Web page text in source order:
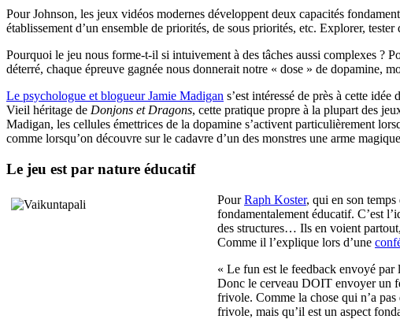
Pour Johnson, les jeux vidéos modernes développent deux capacités
établissement d’un ensemble de priorités, de sous priorités, etc. Explorer,
Pourquoi le jeu nous forme-t-il si intuivement à des tâches aussi complexes ?
déterré, chaque épreuve gagnée nous donnerait notre « dose » de dopamine,
Le psychologue et blogueur Jamie Madigan s’est intéressé de près à cette
Vieil héritage de Donjons et Dragons, cette pratique propre à la plupart des
Madigan, les cellules émettrices de la dopamine s’activent particulièrement
comme lorsqu’on découvre sur le cadavre d’un des monstres une arme
Le jeu est par nature éducatif
PourRaph Koster, qui en son temps
fondamentalement éducatif. C’est
des structures… Ils en voient
Comme il l’explique lors d’une
« Le fun est le feedback envoyé par
Donc le cerveau DOIT envoyer un
frivole. Comme la chose qui n’a
frivole, mais qu’il est un aspect